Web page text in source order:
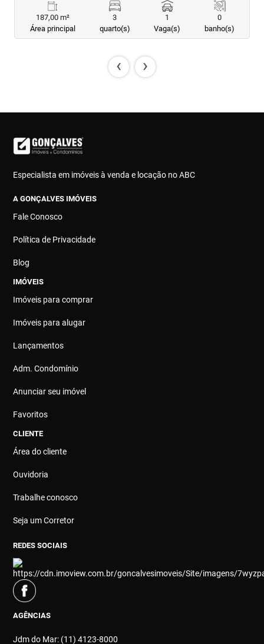
187,00 m²
Área principal
3
quarto(s)
1
Vaga(s)
0
banho(s)
‹ ›
Especialista em imóveis à venda e locação no ABC
A GONÇALVES IMÓVEIS
Fale Conosco
Política de Privacidade
Blog
IMÓVEIS
Imóveis para comprar
Imóveis para alugar
Lançamentos
Adm. Condomínio
Anunciar seu imóvel
Favoritos
CLIENTE
Área do cliente
Ouvidoria
Trabalhe conosco
Seja um Corretor
REDES SOCIAIS
AGÊNCIAS
Jdm do Mar: (11) 4123-8000